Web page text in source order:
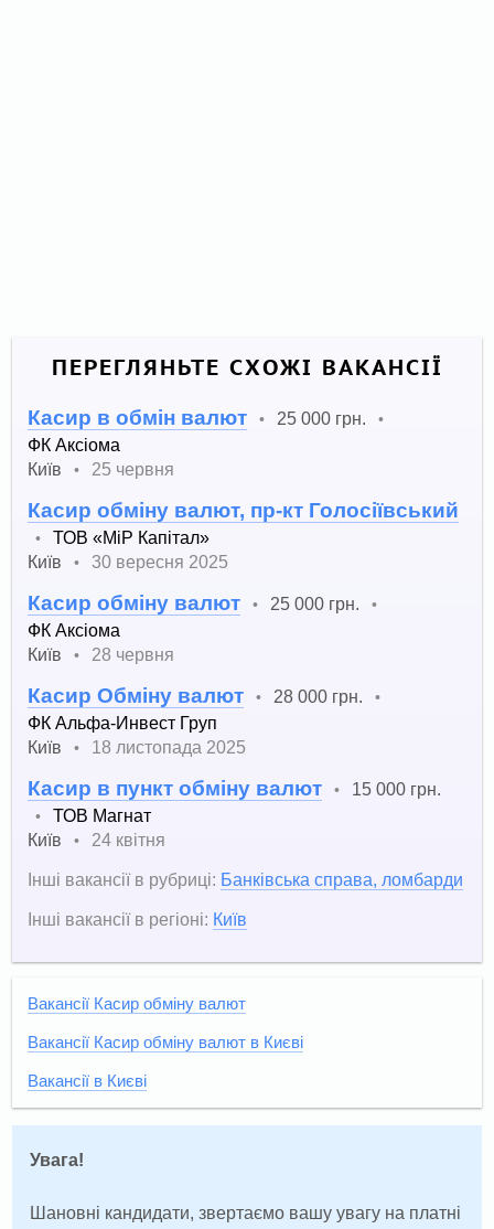
ПЕРЕГЛЯНЬТЕ СХОЖІ ВАКАНСІЇ
Касир в обмін валют • 25 000 грн. •
ФК Аксіома
Київ
• 25 червня
Касир обміну валют, пр-кт Голосіївський
•
ТОВ «МіР Капітал»
Київ
• 30 вересня 2025
Касир обміну валют • 25 000 грн. •
ФК Аксіома
Київ
• 28 червня
Касир Обміну валют • 28 000 грн. •
ФК Альфа-Инвест Груп
Київ
• 18 листопада 2025
Касир в пункт обміну валют • 15 000 грн.
•
ТОВ Магнат
Київ
•
24 квітня
Інші вакансії в рубриці: Банківська справа, ломбарди
Інші вакансії в регіоні: Київ
Вакансії Касир обміну валют
Вакансії Касир обміну валют в Києві
Вакансії в Києві
Увага!
Шановні кандидати, звертаємо вашу увагу на платні